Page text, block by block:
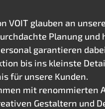
VOIT glauben an
Planung
garantieren
bis ins kleinste
für unsere Kunden.
mit renommierten
Gestaltern und